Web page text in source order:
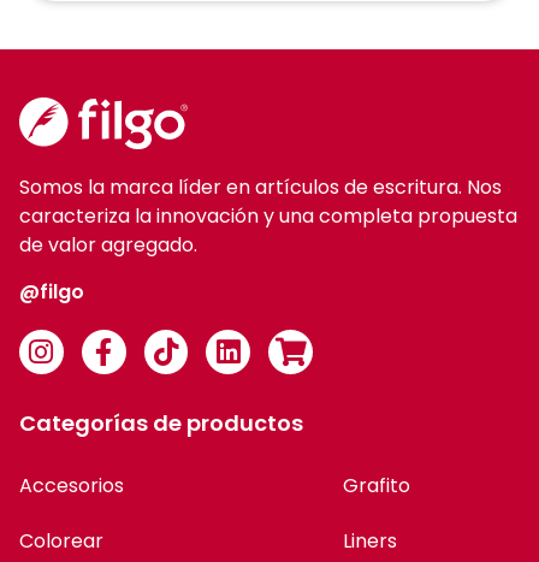
Somos la marca líder en artículos de escritura. Nos
caracteriza la innovación y una completa propuesta
de valor agregado.
@filgo
Categorías de productos
Accesorios
Colorear
Grafito
Liners